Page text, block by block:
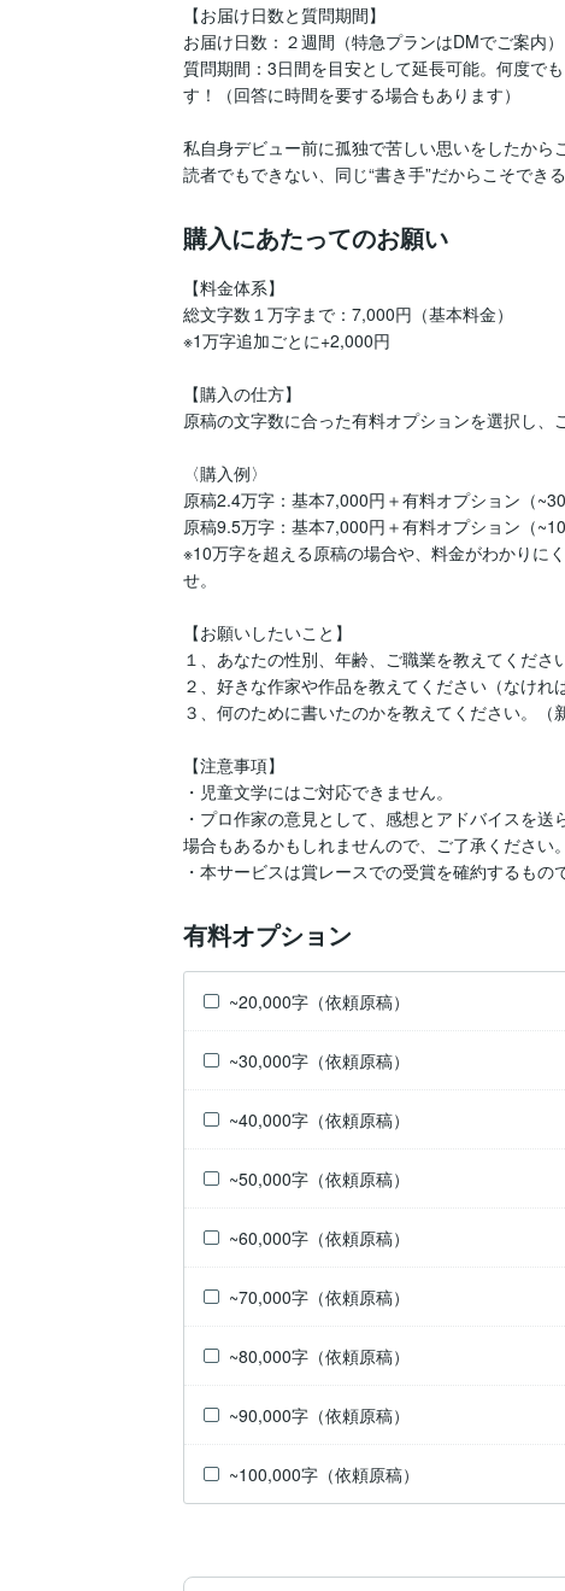
【お届け日数と質問期間】
お届け日数：２週間（特急プランはDMでご案内）
質問期間：3日間を目安として延長可能。何度で
す！（回答に時間を要する場合もあります）
私自身デビュー前に孤独で苦しい思いをしたか
読者でもできない、同じ“書き手”だからこそでき
購入にあたってのお願い
【料金体系】
総文字数１万字まで：7,000円（基本料金）
※1万字追加ごとに+2,000円
【購入の仕方】
原稿の文字数に合った有料オプションを選択し、
〈購入例〉
原稿2.4万字：基本7,000円＋有料オプション（
原稿9.5万字：基本7,000円＋有料オプション（
※10万字を超える原稿の場合や、料金がわかりに
せ。
【お願いしたいこと】
１、あなたの性別、年齢、ご職業を教えてくださ
２、好きな作家や作品を教えてください（なけれ
３、何のために書いたのかを教えてください。（
【注意事項】
・児童文学にはご対応できません。
・プロ作家の意見として、感想とアドバイスを
場合もあるかもしれませんので、ご了承ください。
・本サービスは賞レースでの受賞を確約するもの
有料オプション
~20,000字（依頼原稿）
~30,000字（依頼原稿）
~40,000字（依頼原稿）
~50,000字（依頼原稿）
~60,000字（依頼原稿）
~70,000字（依頼原稿）
~80,000字（依頼原稿）
~90,000字（依頼原稿）
~100,000字（依頼原稿）